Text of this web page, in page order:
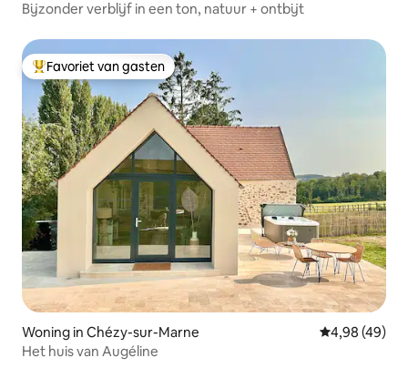
Bijzonder verblijf in een ton, natuur + ontbijt
Topfavoriet van gasten
Favoriet van gasten
Woning in Chézy-sur-Marne Gemiddelde
4,98 (49)
Het huis van Augéline